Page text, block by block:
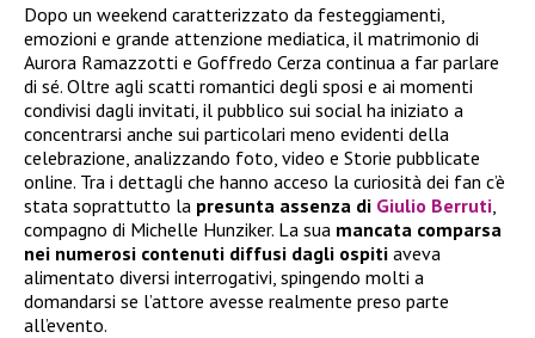
Dopo un weekend caratterizzato da festeggiamenti,
emozioni e grande attenzione mediatica, il matrimonio di
Aurora Ramazzotti e Goffredo Cerza continua a far parlare
di sé. Oltre agli scatti romantici degli sposi e ai momenti
condivisi dagli invitati, il pubblico sui social ha iniziato a
concentrarsi anche sui particolari meno evidenti della
celebrazione, analizzando foto, video e Storie pubblicate
online. Tra i dettagli che hanno acceso la curiosità dei fan c’è
stata soprattutto la presunta assenza di Giulio Berruti
compagno di Michelle Hunziker. La sua mancata comparsa
nei numerosi contenuti diffusi dagli ospiti aveva
alimentato diversi interrogativi, spingendo molti a
domandarsi se l’attore avesse realmente preso parte
all’evento.